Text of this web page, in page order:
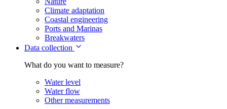
Climate adaptation
Coastal engineering
Ports and Marinas
Breakwaters
Data collection
What do you want to measure?
Water level
Water flow
Other measurements